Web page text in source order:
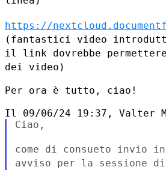
https://
(fantastici video
il link dovrebbe
dei video)
Per ora è tutto, ciao!
Ciao,
come di consueto
avviso per la sessione di